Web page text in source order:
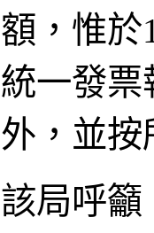
額，惟於
統一發票
外，並按
該局呼籲